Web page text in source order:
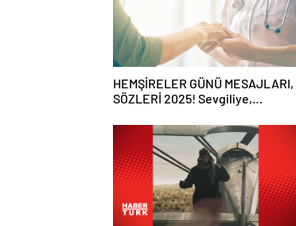
HEMŞİRELER GÜNÜ MESAJLARI,
SÖZLERİ 2025! Sevgiliye,
Hemşireler Günü ile ilgili sözler…